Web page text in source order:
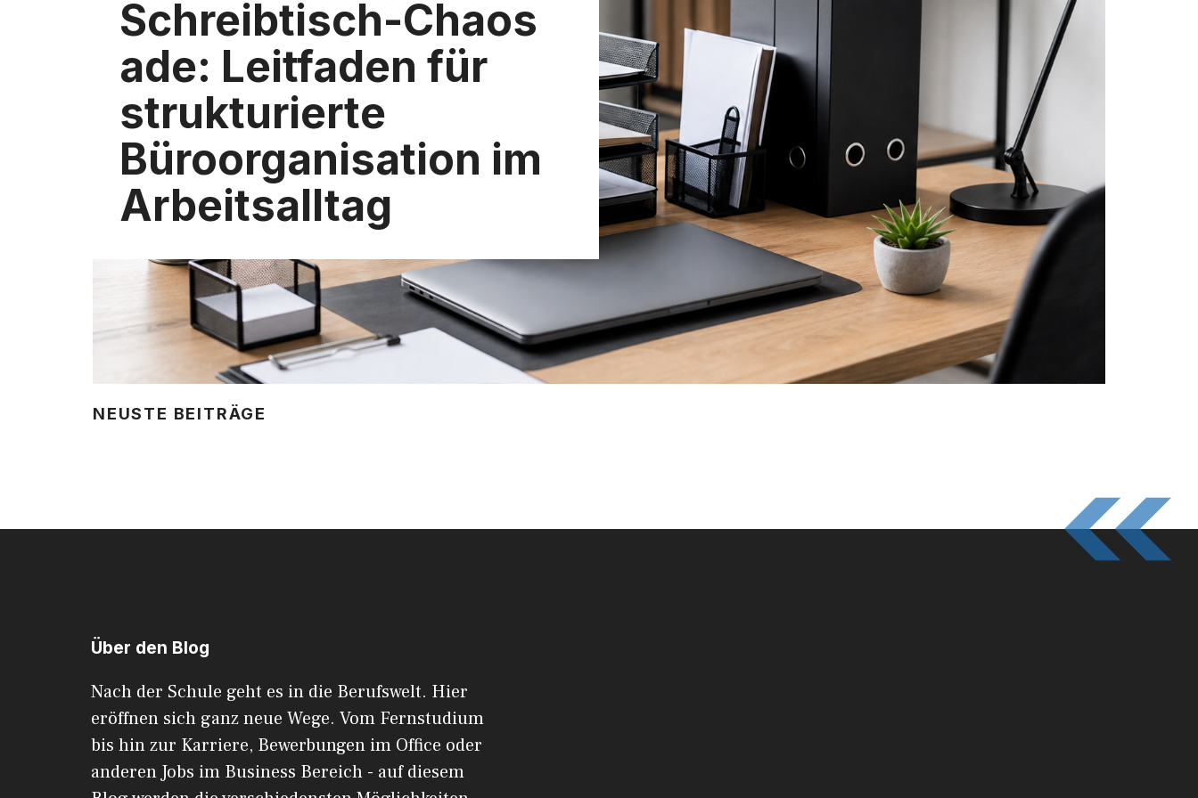
Schreibtisch-Chaos
ade: Leitfaden für
strukturierte
Büroorganisation im
Arbeitsalltag
NEUSTE BEITRÄGE
Über den Blog
Nach der Schule geht es in die Berufswelt. Hier
eröffnen sich ganz neue Wege. Vom Fernstudium
bis hin zur Karriere, Bewerbungen im Office oder
anderen Jobs im Business Bereich - auf diesem